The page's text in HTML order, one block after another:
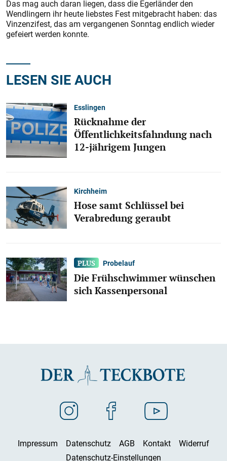
Das mag auch daran liegen, dass die Egerländer den
Wendlingern ihr heute liebs­tes Fest mitgebracht haben: das
Vinzenzifest, das am vergangenen Sonntag endlich wieder
gefeiert werden konnte.
LESEN SIE AUCH
Esslingen
Rücknahme der
Öffentlichkeitsfahndung nach
12-jährigem Jungen
Kirchheim
Hose samt Schlüssel bei
Verabredung geraubt
Probelauf
Die Frühschwimmer wünschen
sich Kassenpersonal
Impressum Datenschutz AGB Kontakt
Widerruf
Datenschutz-Einstellungen